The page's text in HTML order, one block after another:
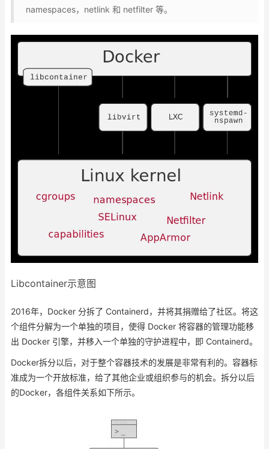
namespaces，netlink 和 netfilter 等。
Libcontainer示意图
2016年，Docker 分拆了 Containerd，并将其捐赠给了社区。将这
个组件分解为一个单独的项目，使得 Docker 将容器的管理功能移
出 Docker 引擎，并移入一个单独的守护进程中，即 Containerd。
Docker拆分以后，对于整个容器技术的发展是非常有利的。容器标
准成为一个开放标准，给了其他企业或组织参与的机会。拆分以后
的Docker，各组件关系如下所示。